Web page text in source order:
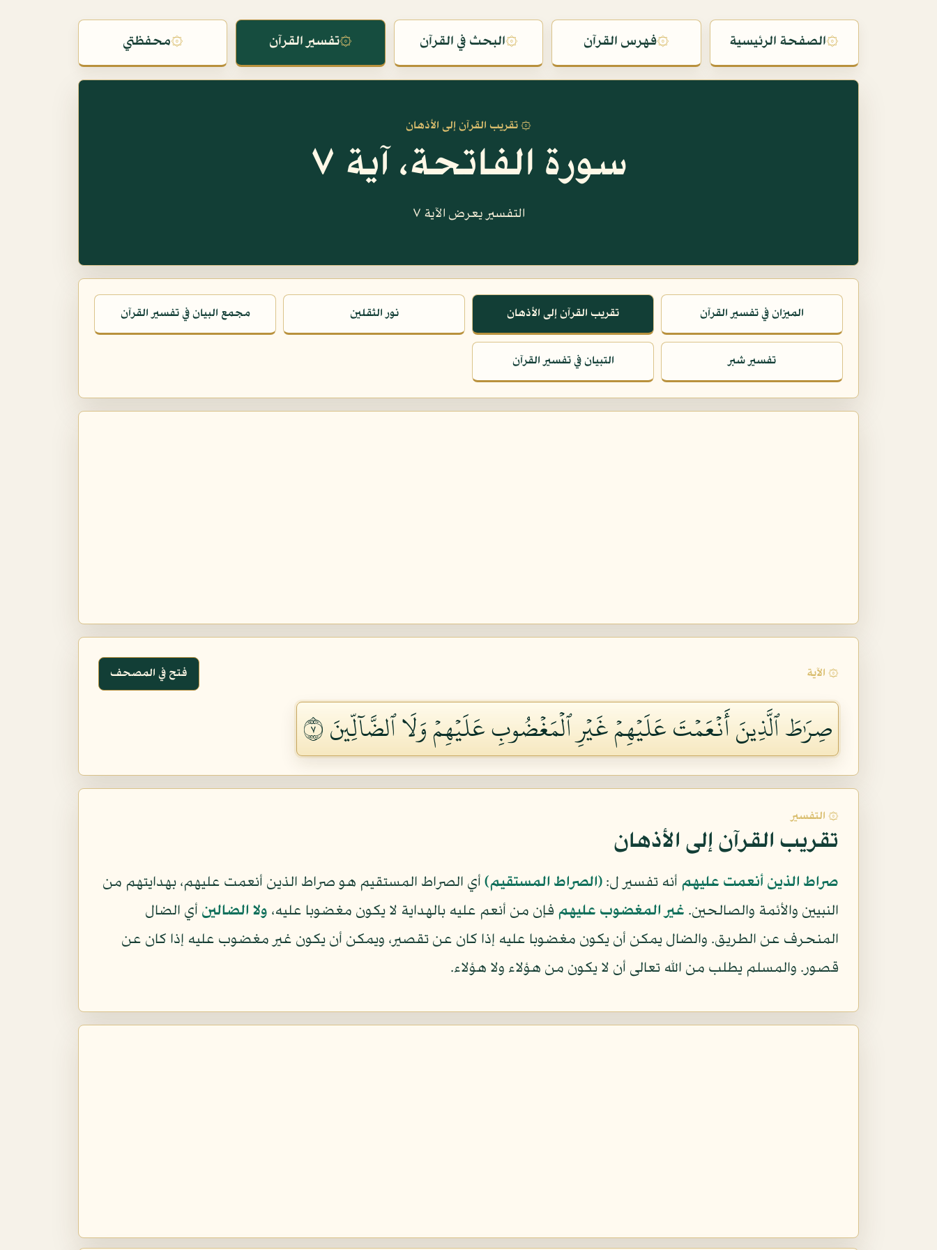
۞الصفحة الرئيسية ۞فهرس القرآن ۞البحث في القرآن ۞تفسير القرآن ۞محفظتي
۞ تقريب القرآن إلى الأذهان
سورة الفاتحة، آية ٧
التفسير يعرض الآية ٧
الميزان في تفسير القرآن تقريب القرآن إلى الأذهان نور الثقلين مجمع البيان في تفسير القرآن
تفسير شبر التبيان في تفسير القرآن
۞ الآية فتح في المصحف
صِرَٰطَ ٱلَّذِينَ أَنۡعَمۡتَ عَلَيۡهِمۡ غَيۡرِ ٱلۡمَغۡضُوبِ عَلَيۡهِمۡ وَلَا ٱلضَّآلِّينَ ٧
۞ التفسير
تقريب القرآن إلى الأذهان
صراط الذين أنعمت عليهم أنه تفسير ل: (الصراط المستقيم) أي الصراط المستقيم هو صراط الذين أنعمت عليهم، بهدايتهم من
النبيين والأئمة والصالحين. غير المغضوب عليهم فإن من أنعم عليه بالهداية لا يكون مغضوبا عليه، ولا الضالين أي الضال
المنحرف عن الطريق. والضال يمكن أن يكون مغضوبا عليه إذا كان عن تقصير، ويمكن أن يكون غير مغضوب عليه إذا كان عن
قصور. والمسلم يطلب من الله تعالى أن لا يكون من هؤلاء ولا هؤلاء.